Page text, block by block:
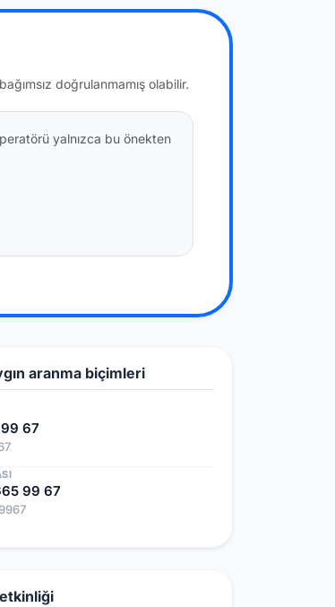
doğrulanmamış olabilir.
yalnızca bu önekten
aranma biçimleri
67
99 67